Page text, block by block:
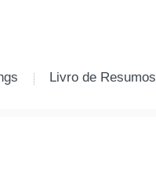
Livro de Resumos